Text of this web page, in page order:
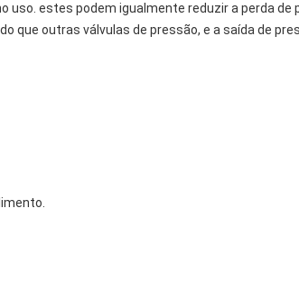
uso. estes podem igualmente reduzir a perda de
que outras válvulas de pressão, e a saída de